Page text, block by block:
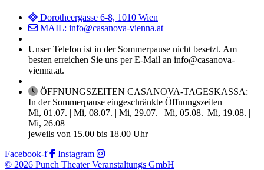
Dorotheergasse 6-8, 1010 Wien
MAIL: info@casanova-vienna.at
Unser Telefon ist in der Sommerpause nicht besetzt. Am
besten erreichen Sie uns per E-Mail an info@casanova-
vienna.at.
ÖFFNUNGSZEITEN CASANOVA-TAGESKASSA:
In der Sommerpause eingeschränkte Öffnungszeiten
Mi, 01.07. | Mi, 08.07. | Mi, 29.07. | Mi, 05.08.| Mi, 19.08. |
Mi, 26.08
jeweils von 15.00 bis 18.00 Uhr
Facebook-f
Instagram
© 2026 Punch Theater Veranstaltungs GmbH